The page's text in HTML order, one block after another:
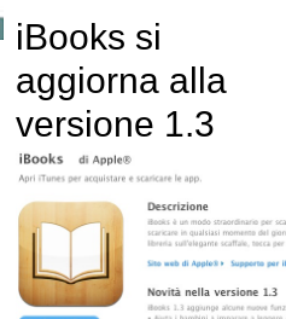
iBooks si
aggiorna alla
versione 1.3